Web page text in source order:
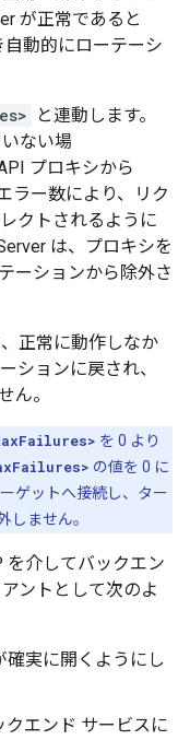
が正常であると
動的にローテーシ
と連動します。
ない場
プロキシから
ラー数により、リク
クトされるように
は、プロキシを
ーションから除外さ
正常に動作しなか
ションに戻され、
ん。
を 0 より
の値を 0 に
ゲットへ接続し、ター
しません。
を介してバックエン
ントとして次のよ
確実に開くようにし
クエンド サービスに